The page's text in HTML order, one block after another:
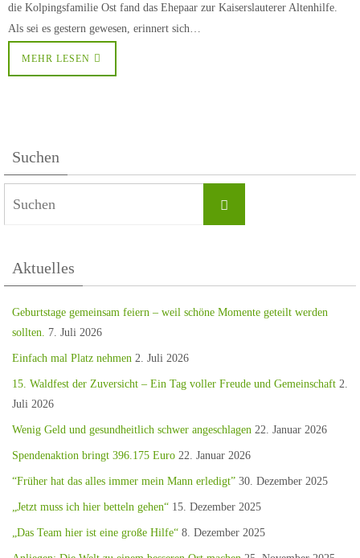
die Kolpingsfamilie Ost fand das Ehepaar zur Kaiserslauterer Altenhilfe.
Als sei es gestern gewesen, erinnert sich…
MEHR LESEN
Suchen
Aktuelles
Geburtstage gemeinsam feiern – weil schöne Momente geteilt werden
sollten. 7. Juli 2026
Einfach mal Platz nehmen 2. Juli 2026
15. Waldfest der Zuversicht – Ein Tag voller Freude und Gemeinschaft 2.
Juli 2026
Wenig Geld und gesundheitlich schwer angeschlagen 22. Januar 2026
Spendenaktion bringt 396.175 Euro 22. Januar 2026
“Früher hat das alles immer mein Mann erledigt” 30. Dezember 2025
„Jetzt muss ich hier betteln gehen“ 15. Dezember 2025
„Das Team hier ist eine große Hilfe“ 8. Dezember 2025